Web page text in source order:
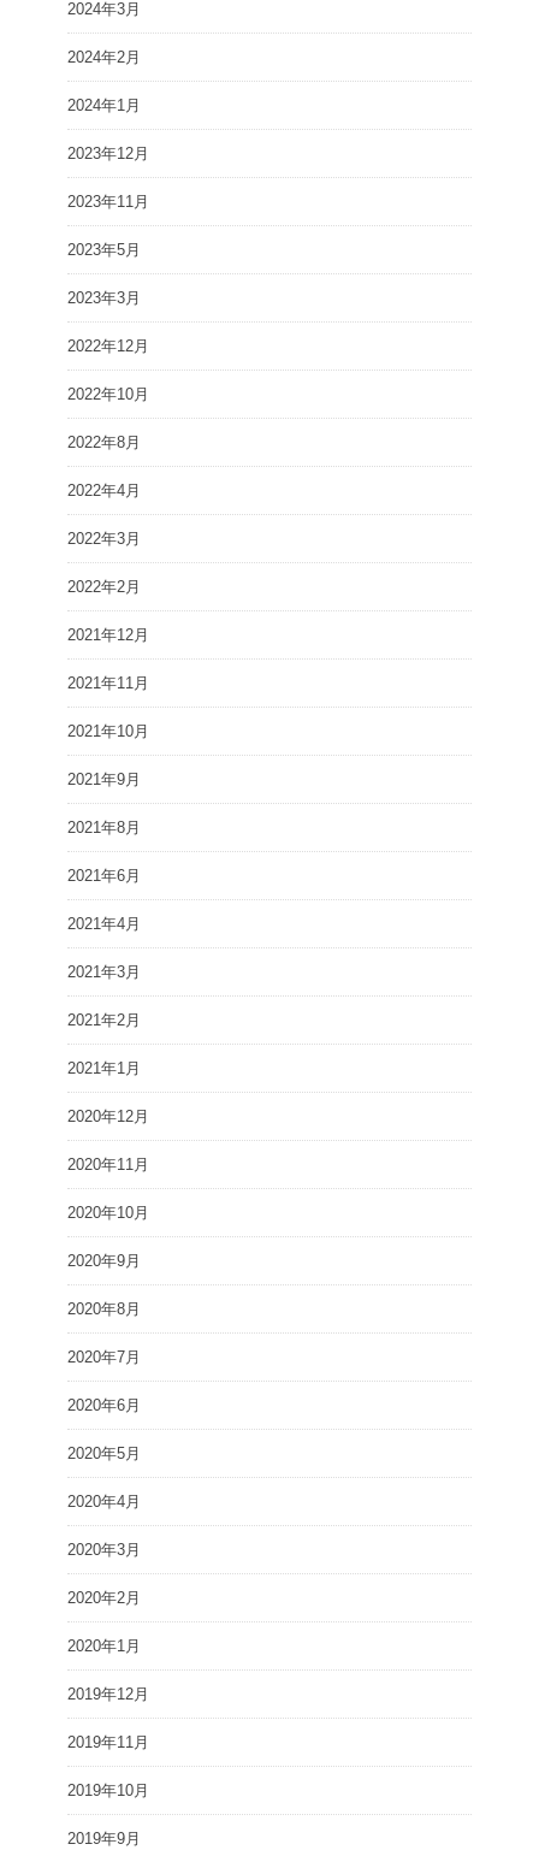
2024年3月
2024年2月
2024年1月
2023年12月
2023年11月
2023年5月
2023年3月
2022年12月
2022年10月
2022年8月
2022年4月
2022年3月
2022年2月
2021年12月
2021年11月
2021年10月
2021年9月
2021年8月
2021年6月
2021年4月
2021年3月
2021年2月
2021年1月
2020年12月
2020年11月
2020年10月
2020年9月
2020年8月
2020年7月
2020年6月
2020年5月
2020年4月
2020年3月
2020年2月
2020年1月
2019年12月
2019年11月
2019年10月
2019年9月